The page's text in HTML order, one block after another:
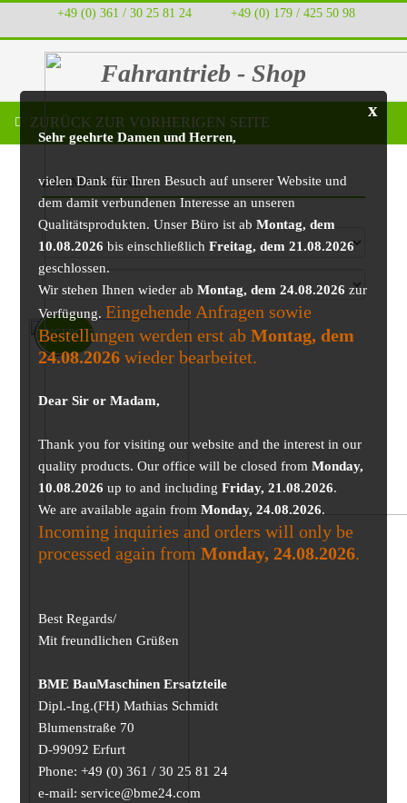
+49 (0) 361 / 30 25 81 24 +49 (0) 179 / 425 50 98
Fahrantrieb - Shop
x
Sehr geehrte Damen und Herren,
vielen Dank für Ihren Besuch auf unserer Website und
dem damit verbundenen Interesse an unseren
Qualitätsprodukten. Unser Büro ist abMontag, dem
10.08.2026 bis einschließlichFreitag, dem 21.08.2026
geschlossen.
Wir stehen Ihnen wieder abMontag, dem 24.08.2026 zur
Verfügung. Eingehende Anfragen sowie
Bestellungen werden erst abMontag, dem
24.08.2026 wieder bearbeitet.
Dear Sir or Madam,
Thank you for visiting our website and the interest in our
quality products. Our office will be closed fromMonday,
10.08.2026 up to and includingFriday, 21.08.2026.
We are available again fromMonday, 24.08.2026.
Incoming inquiries and orders will only be
processed again fromMonday, 24.08.2026.
Best Regards/
Mit freundlichen Grüßen
BME BauMaschinen Ersatzteile
Dipl.-Ing.(FH) Mathias Schmidt
Blumenstraße 70
D-99092 Erfurt
Phone: +49 (0) 361 / 30 25 81 24
e-mail: service@bme24.com
ZURÜCK ZUR VORHERIGEN SEITE
BAUMASCHINE
ANGEBOT!